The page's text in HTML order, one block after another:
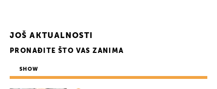
JOŠ AKTUALNOSTI
PRONAĐITE ŠTO VAS ZANIMA
SHOW